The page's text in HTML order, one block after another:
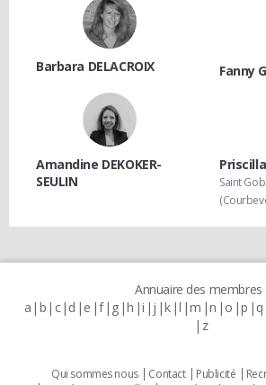
Barbara DELACROIX Fanny
Amandine DEKOKER-
SEULIN
Saint
Annuaire des membres :
a b c d e f g h i j k l m n o p q
z
Qui sommes nous Contact Publicité